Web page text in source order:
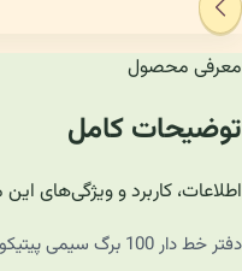
معرفی محصول
توضیحات کامل
اطلاعات، کاربرد و ویژگی‌های
دفتر خط دار 100 برگ سیمی پیتیکو